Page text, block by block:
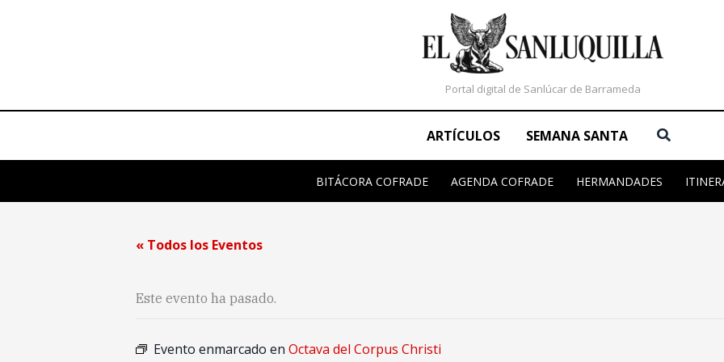
Portal digital de Sanlúcar de Barrameda
ARTÍCULOS SEMANA SANTA Buscar
BITÁCORA COFRADE AGENDA COFRADE HERMANDADES
« Todos los Eventos
Este evento ha pasado.
Evento enmarcado en Octava del Corpus Christi